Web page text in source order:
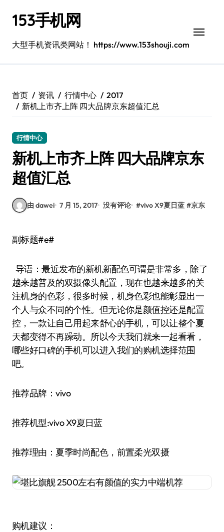
153手机网
大型手机资讯类网站！ https://www.153shouji.com
首页 资讯 行情中心
2017
新机上市齐上阵 四大品牌京东超值汇总
行情中心
新机上市齐上阵 四大品牌京东
超值汇总
由 dawei 7 月 15, 2017 没有评论 #vivo X9夏日蓝 #京东
副标题#e#
导语：最近发布的新机新配色可谓是非常多，除了
越来越普及的双摄像头配置，现在也越来越多的关
注机身的色彩，很多时候，机身色彩也能彰显出一
个人与众不同的个性。但无论你是颜值控还是配置
控，一款让自己用起来舒心的手机，可以让整个夏
天都变得不再躁动。所以今天我们就来一起看看，
哪些好口碑的手机可以进入我们的购机选择范围
吧。
推荐品牌：vivo
推荐机型:vivo X9夏日蓝
推荐理由：夏季时尚配色，前置柔光双摄
购机建议：